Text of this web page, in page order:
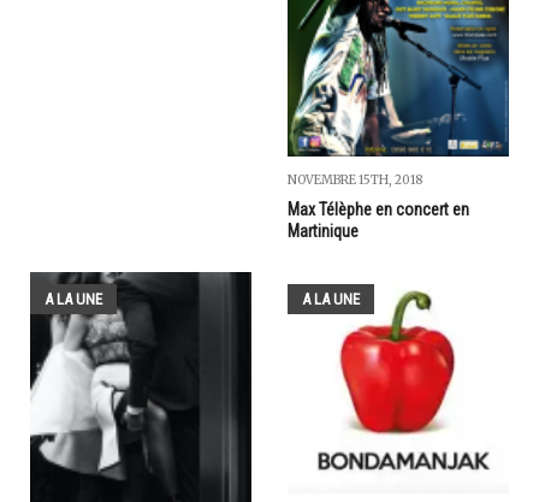
NOVEMBRE 15TH, 2018
Max Télèphe en concert en
Martinique
A LA UNE A LA UNE